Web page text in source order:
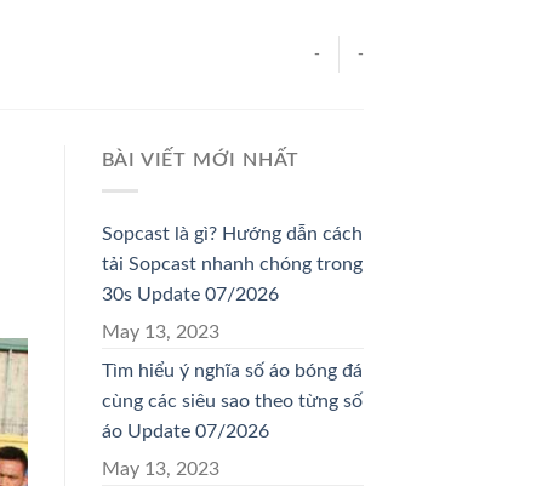
- -
BÀI VIẾT MỚI NHẤT
Sopcast là gì? Hướng dẫn cách
tải Sopcast nhanh chóng trong
30s Update 07/2026
May 13, 2023
Tìm hiểu ý nghĩa số áo bóng đá
cùng các siêu sao theo từng số
áo Update 07/2026
May 13, 2023